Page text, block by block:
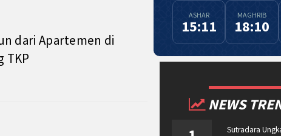
dari Apartemen di
TKP
ASHAR
15:11
MAGHRIB
18:10
NEWS
Sutradara